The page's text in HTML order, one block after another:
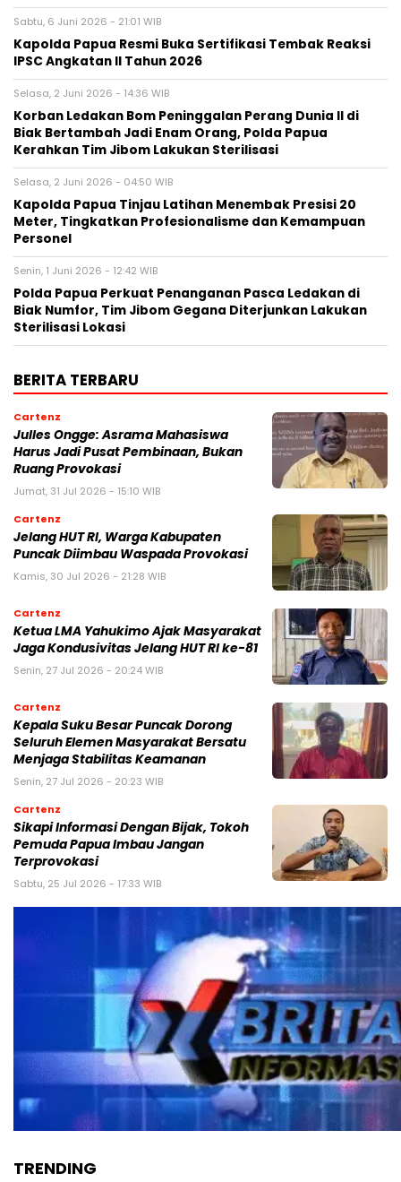
Sabtu, 6 Juni 2026 - 21:01 WIB
Kapolda Papua Resmi Buka Sertifikasi Tembak Reaksi
IPSC Angkatan II Tahun 2026
Selasa, 2 Juni 2026 - 14:36 WIB
Korban Ledakan Bom Peninggalan Perang Dunia II di
Biak Bertambah Jadi Enam Orang, Polda Papua
Kerahkan Tim Jibom Lakukan Sterilisasi
Selasa, 2 Juni 2026 - 04:50 WIB
Kapolda Papua Tinjau Latihan Menembak Presisi 20
Meter, Tingkatkan Profesionalisme dan Kemampuan
Personel
Senin, 1 Juni 2026 - 12:42 WIB
Polda Papua Perkuat Penanganan Pasca Ledakan di
Biak Numfor, Tim Jibom Gegana Diterjunkan Lakukan
Sterilisasi Lokasi
BERITA TERBARU
Cartenz
Julles Ongge: Asrama Mahasiswa
Harus Jadi Pusat Pembinaan, Bukan
Ruang Provokasi
Jumat, 31 Jul 2026 - 15:10 WIB
Cartenz
Jelang HUT RI, Warga Kabupaten
Puncak Diimbau Waspada Provokasi
Kamis, 30 Jul 2026 - 21:28 WIB
Cartenz
Ketua LMA Yahukimo Ajak Masyarakat
Jaga Kondusivitas Jelang HUT RI ke-81
Senin, 27 Jul 2026 - 20:24 WIB
Cartenz
Kepala Suku Besar Puncak Dorong
Seluruh Elemen Masyarakat Bersatu
Menjaga Stabilitas Keamanan
Senin, 27 Jul 2026 - 20:23 WIB
Cartenz
Sikapi Informasi Dengan Bijak, Tokoh
Pemuda Papua Imbau Jangan
Terprovokasi
Sabtu, 25 Jul 2026 - 17:33 WIB
TRENDING